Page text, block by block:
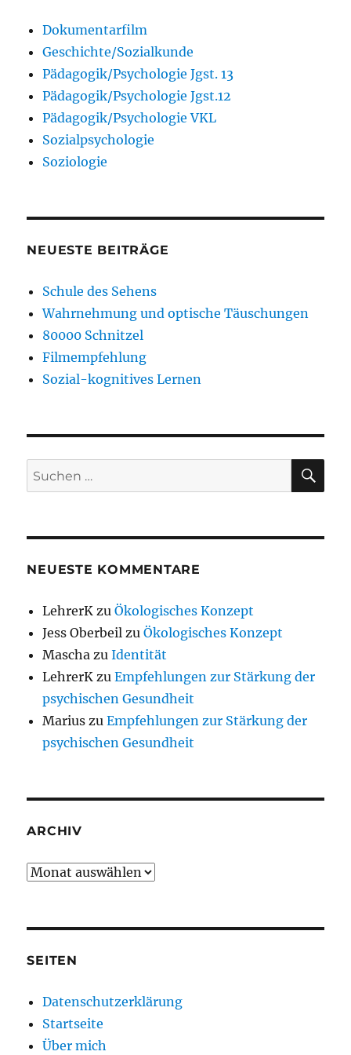
Dokumentarfilm
Geschichte/Sozialkunde
Pädagogik/Psychologie Jgst. 13
Pädagogik/Psychologie Jgst.12
Pädagogik/Psychologie VKL
Sozialpsychologie
Soziologie
NEUESTE BEITRÄGE
Schule des Sehens
Wahrnehmung und optische Täuschungen
80000 Schnitzel
Filmempfehlung
Sozial-kognitives Lernen
Suchen
nach:
NEUESTE KOMMENTARE
LehrerK zuÖkologisches Konzept
Jess Oberbeil zuÖkologisches Konzept
Mascha zuIdentität
LehrerK zuEmpfehlungen zur Stärkung der
psychischen Gesundheit
Marius zuEmpfehlungen zur Stärkung der
psychischen Gesundheit
ARCHIV
Archiv
SEITEN
Datenschutzerklärung
Startseite
Über mich